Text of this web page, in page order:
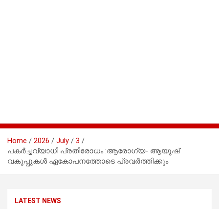
Home 2026 July
3
പകർച്ചവ്യാധി പ്രതിരോധം :ആരോഗ്യ- ആയുഷ്
വകുപ്പുകൾ ഏകോപനത്തോടെ പ്രവർത്തിക്കും
LATEST NEWS